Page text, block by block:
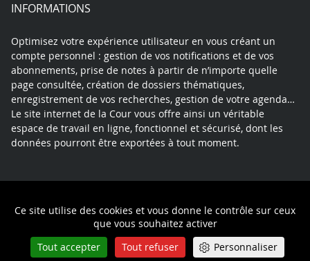
Ce site utilise des cookies et vous donne le contrôle sur ceux
que vous souhaitez activer
Tout accepter
Tout refuser Personnaliser
INFORMATIONS
Optimisez votre expérience utilisateur en vous créant un
compte personnel : gestion de vos notifications et de vos
abonnements, prise de notes à partir de n’importe quelle
page consultée, création de dossiers thématiques,
enregistrement de vos recherches, gestion de votre agenda…
Le site internet de la Cour vous offre ainsi un véritable
espace de travail en ligne, fonctionnel et sécurisé, dont les
données pourront être exportées à tout moment.
Politique de confidentialité